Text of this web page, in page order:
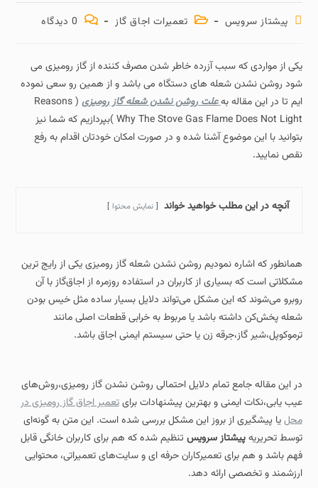
پیشتاز سرویس تعمیرات اجاق گاز 0 دیدگاه
یکی از مواردی که سبب آزرده خاطر شدن مصرف کننده از گاز رومیزی می
شود روشن نشدن شعله های دستگاه می باشد و از همین رو سعی نموده
ایم تا در این مقاله بهعلت روشن نشدن شعله گاز رومیزی
( Reasons
Why The Stove Gas Flame Does Not Light )بپردازیم که شما نیز
بتوانید با این موضوع آشنا شده و در صورت امکان خودتان اقدام به رفع
نقص نمایید.
آنچه در این مطلب خواهید خواند نمایش محتوا
همانطور که اشاره نمودیم روشن نشدن شعله گاز رومیزی یکی از رایج‌ ترین
مشکلاتی است که بسیاری از کاربران در استفاده روزمره از اجاق‌گاز با آن
روبرو می‌شوند که این مشکل می‌تواند دلایل بسیار ساده مثل خیس بودن
شعله‌ پخش‌کن داشته باشد یا مربوط به خرابی قطعات اصلی مانند
ترموکوپل،شیر گاز،جرقه‌ زن یا حتی سیستم ایمنی اجاق باشد.
در این مقاله جامع تمام دلایل احتمالی روشن نشدن گاز رومیزی،روش‌های
عیب‌ یابی،نکات ایمنی و بهترین پیشنهادات برایتعمیر اجاق گاز رومیزی در
محلیا پیشگیری از بروز این مشکل بررسی شده است. این متن به‌ گونه‌ای
توسط تحریریهپیشتاز سرویس تنظیم شده که هم برای کاربران خانگی قابل
فهم باشد و هم برای تعمیرکاران حرفه‌ ای و سایت‌های تعمیراتی، محتوایی
ارزشمند و تخصصی ارائه دهد.